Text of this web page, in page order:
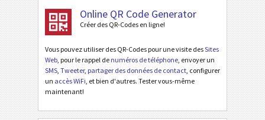
Online QR Code Generator
Créer des QR-Codes en ligne!
Vous pouvez utiliser des QR-Codes pour une visite desSites
Web , pour le rappel de numéros de téléphone , envoyer un
SMS Tweeter, partager des données de contact , configurer
un accès WiFi , et bien d'autres. Tester vous-même
maintenant!